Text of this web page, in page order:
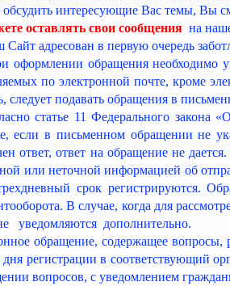
интересующие Вас темы, Вы
оставлять свои сообщения на
Сайт адресован в первую очередь
обращения необходимо
по электронной почте, кроме
следует подавать обращения в
статье 11 Федерального закона
если в письменном обращении не
ответ, ответ на обращение не
или неточной информацией об
срок регистрируются.
В случае, когда для
уведомляются дополнительно.
обращение, содержащее вопросы,
дня регистрации в соответствующий
вопросов, с уведомлением